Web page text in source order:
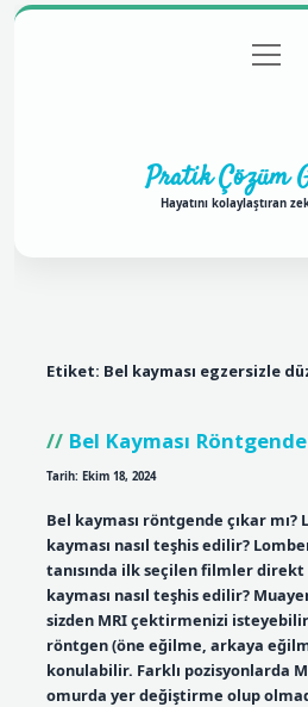
Gizlilik Politikası
menüyü
aç
Pratik Çözüm
Hayatını kolaylaştıran
Etiket: Bel kayması egzersizle
Bel Kayması
Tarih: Ekim 18, 2024
Bel kayması röntgende çıkar
kayması nasıl teşhis edilir?
tanısında ilk seçilen filmler
kayması nasıl teşhis edilir?
sizden MRI çektirmenizi
röntgen (öne eğilme, arkaya
konulabilir. Farklı pozisyonlarda
omurda yer değiştirme olup